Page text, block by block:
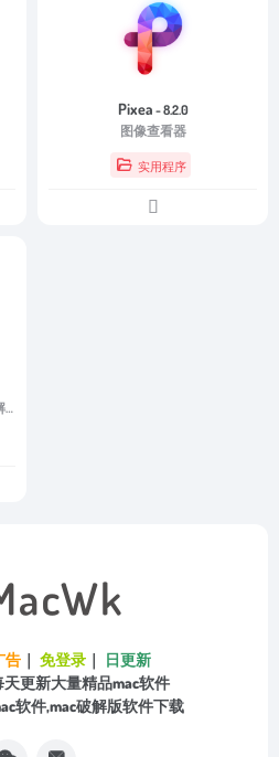
Pixea - 8.2.0
图像查看器
实用程序
keka是一款优秀又小巧的压缩、解压缩软件,速度很快,Keka 所支持的文件压缩格式:7z, Zip, Tar, Gzip, Bzip2, DMG, ISO
告 ｜ 免登录 ｜
日更新
天更新大量精品mac软件
软件,mac破解版软件下载